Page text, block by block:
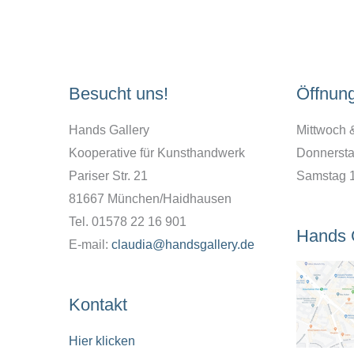
Besucht uns!
Hands Gallery
Kooperative für Kunsthandwerk
Pariser Str. 21
81667 München/Haidhausen
Tel. 01578 22 16 901
E-mail: claudia@handsgallery.de
Kontakt
Hier klicken
Mittwoch
Samstag
Hands